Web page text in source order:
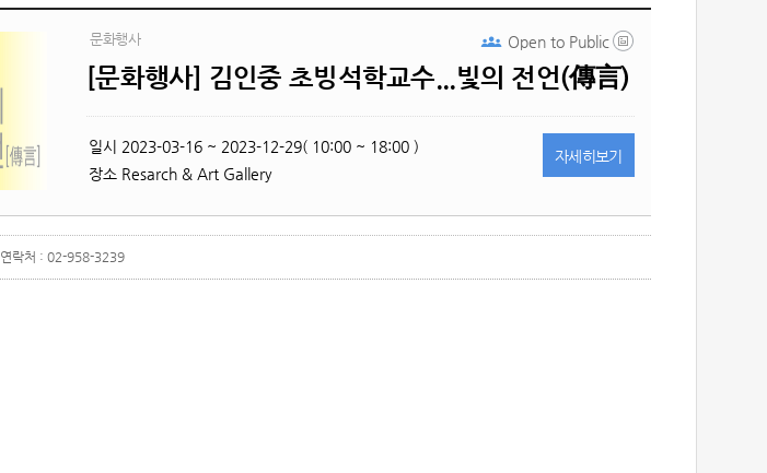
문화행사
[문화행사] 김인중 초빙석학교수...빛의 전언(傳言)
Open to Public
일시 2023-03-16 ~ 2023-12-29( 10:00 ~ 18:00 )
장소 Resarch & Art Gallery
자세히 보기
연락처 : 02-958-3239